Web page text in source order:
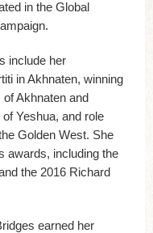
in the Global
include her
in Akhnaten, winning
Akhnaten and
Yeshua, and role
Golden West. She
awards, including the
the 2016 Richard
earned her